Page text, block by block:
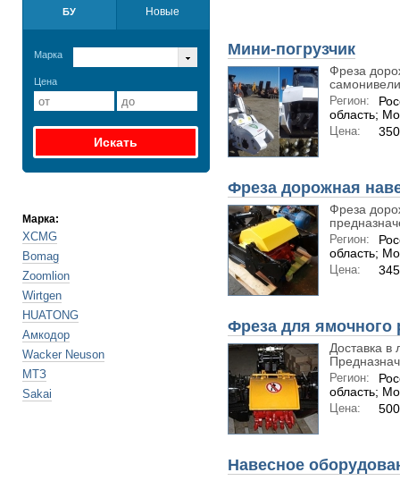
БУ Новые
Марка
Цена
Марка:
XCMG
Bomag
Zoomlion
Wirtgen
HUATONG
Амкодор
Wacker Neuson
МТЗ
Sakai
Мини-погрузчик
Фреза
Регион:
область;
Цена:
Фреза дорожная
Фреза
Регион:
область;
Цена:
Фреза для ямочного
Доставка в
Регион:
область;
Цена:
Навесное